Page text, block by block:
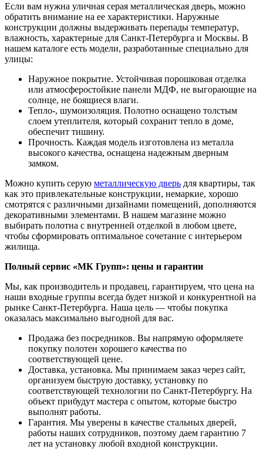
Если вам нужна уличная серая металлическая дверь, можно
обратить внимание на ее характеристики. Наружные
конструкции должны выдерживать перепады температур,
влажность, характерные для Санкт-Петербурга и Москвы. В
нашем каталоге есть модели, разработанные специально для
улицы:
Наружное покрытие. Устойчивая порошковая отделка
или атмосферостойкие панели МДФ, не выгорающие на
солнце, не боящиеся влаги.
Тепло-, шумоизоляция. Полотно оснащено толстым
слоем утеплителя, который сохранит тепло в доме,
обеспечит тишину.
Прочность. Каждая модель изготовлена из металла
высокого качества, оснащена надежным дверным
замком.
Можно купить серую металлическую дверь для квартиры, так
как это привлекательные конструкции, немаркие, хорошо
смотрятся с различными дизайнами помещений, дополняются
декоративными элементами. В нашем магазине можно
выбирать полотна с внутренней отделкой в любом цвете,
чтобы сформировать оптимальное сочетание с интерьером
жилища.
Полный сервис «МК Групп»: цены и гарантии
Мы, как производитель и продавец, гарантируем, что цена на
наши входные группы всегда будет низкой и конкурентной на
рынке Санкт-Петербурга. Наша цель — чтобы покупка
оказалась максимально выгодной для вас.
Продажа без посредников. Вы напрямую оформляете
покупку полотен хорошего качества по
соответствующей цене.
Доставка, установка. Мы принимаем заказ через сайт,
организуем быструю доставку, установку по
соответствующей технологии по Санкт-Петербургу. На
объект прибудут мастера с опытом, которые быстро
выполнят работы.
Гарантия. Мы уверены в качестве стальных дверей,
работы наших сотрудников, поэтому даем гарантию 7
лет на установку любой входной конструкции.